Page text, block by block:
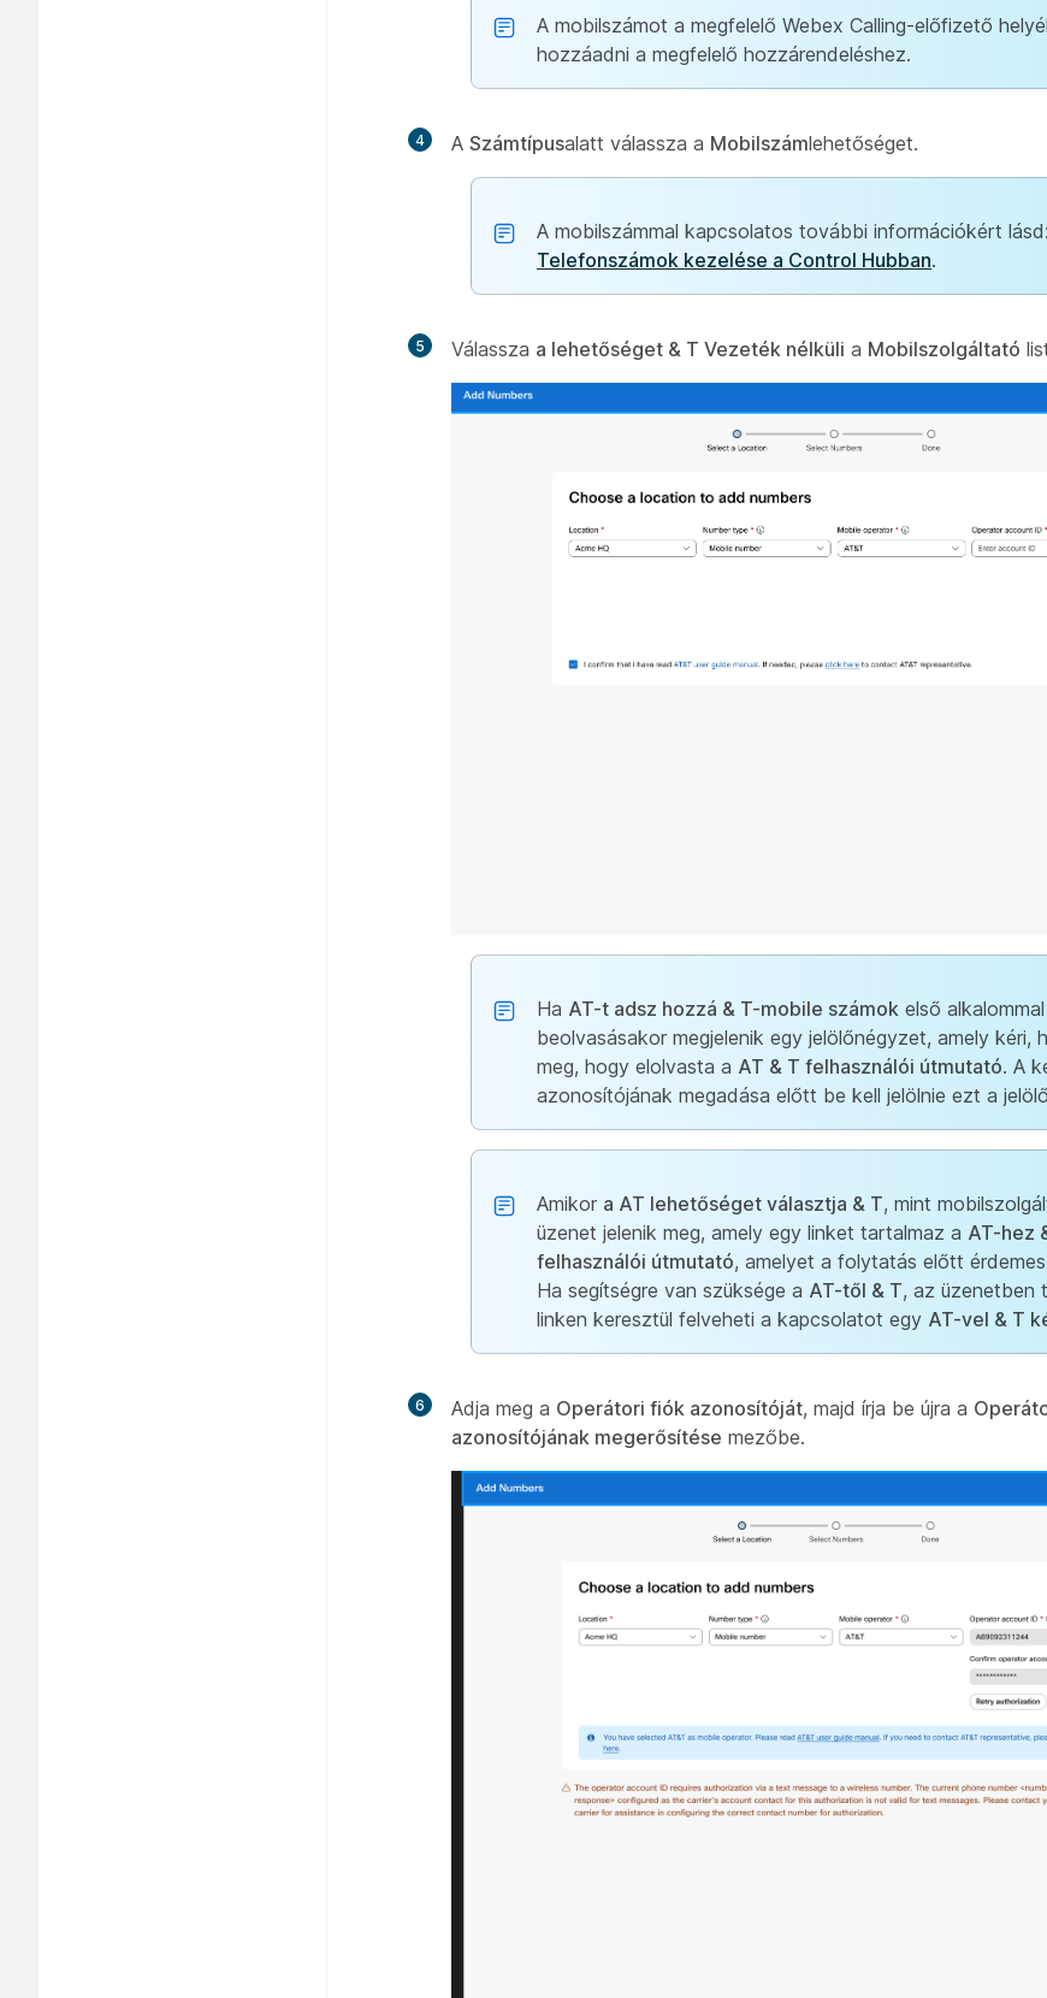
A mobilszámot a megfelelő Webex Calling-előfizető
hozzáadni a megfelelő hozzárendeléshez.
4 A Számtípusalatt válassza a Mobilszámlehetőséget.
A mobilszámmal kapcsolatos további információkért lásd:
Telefonszámok kezelése a Control Hubban.
5 Válassza a lehetőséget & T Vezeték nélküli a Mobilszolgáltató
Ha AT-t adsz hozzá & T-mobile számok első
beolvasásakor megjelenik egy jelölőnégyzet, amely kéri,
meg, hogy elolvasta a AT & T felhasználói útmutató. A
azonosítójának megadása előtt be kell jelölnie ezt a
Amikor a AT lehetőséget választja & T, mint
üzenet jelenik meg, amely egy linket tartalmaz a AT-hez
felhasználói útmutató, amelyet a folytatás előtt
Ha segítségre van szüksége a AT-től & T, az üzenetben
linken keresztül felveheti a kapcsolatot egy AT-vel & T
6 Adja meg a Operátori fiók azonosítóját, majd írja be újra a
azonosítójának megerősítése mezőbe.